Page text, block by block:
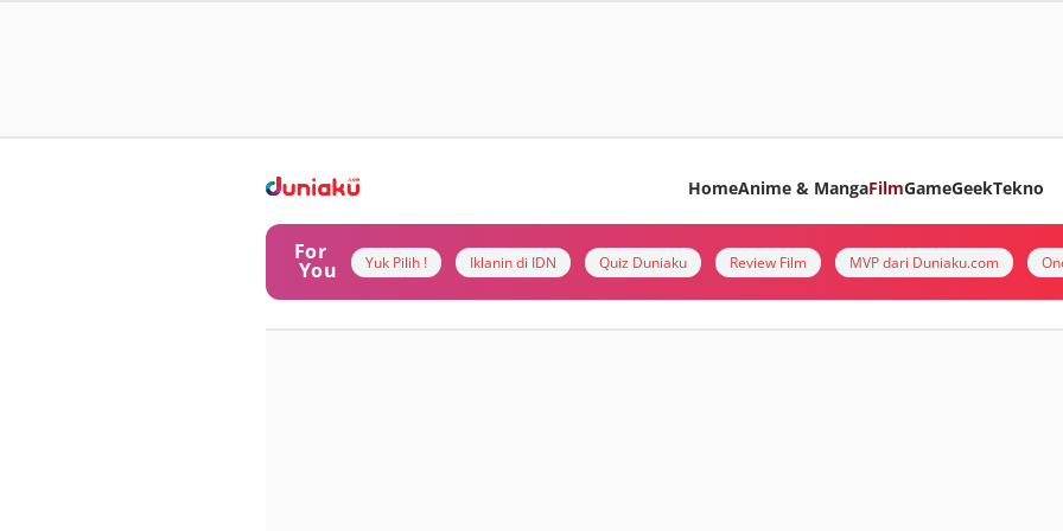
HomeAnime & MangaFilmGameGeekTekno
For
You Yuk Pilih ! Iklanin di IDN Quiz Duniaku Review Film MVP dari Duniaku.com